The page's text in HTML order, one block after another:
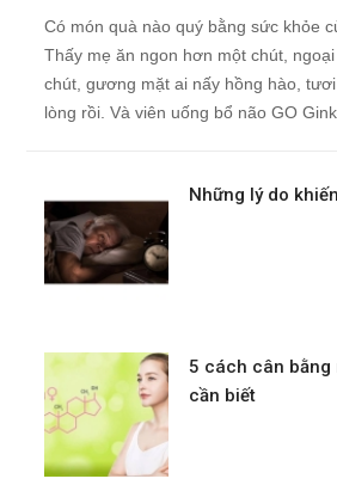
Có món quà nào quý bằng sức khỏe
Thấy mẹ ăn ngon hơn một chút,
chút, gương mặt ai nấy hồng hào,
lòng rồi. Và viên uống bổ não GO
Những lý do
5 cách cân bằng
cần biết